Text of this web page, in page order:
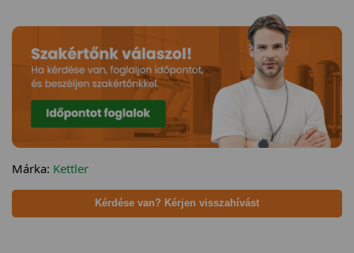
Márka: Kettler
Kérdése van? Kérjen visszahívást